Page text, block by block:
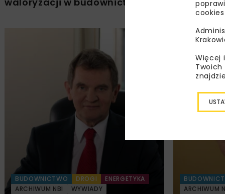
BUDOWNICTWO DROGI
ENERGETYKA
ARCHIWUM NBI
WYWIADY
ARCHIWUM
Więcej